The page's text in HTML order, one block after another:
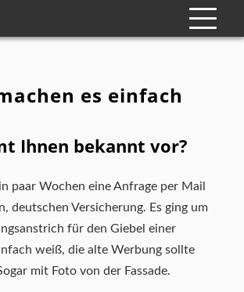
es einfach
Ihnen bekannt vor?
paar Wochen eine Anfrage per Mail
deutschen Versicherung. Es ging um
für den Giebel einer
weiß, die alte Werbung sollte
mit Foto von der Fassade.